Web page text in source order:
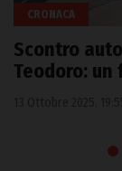
CRONACA
Scontro
Teodoro: